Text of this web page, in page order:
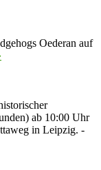
Oederan auf
ab 10:00 Uhr
in Leipzig. -